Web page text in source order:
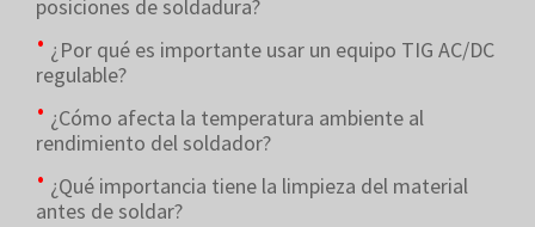
posiciones de soldadura?
¿Por qué es importante usar un equipo TIG AC/DC
regulable?
¿Cómo afecta la temperatura ambiente al
rendimiento del soldador?
¿Qué importancia tiene la limpieza del material
antes de soldar?